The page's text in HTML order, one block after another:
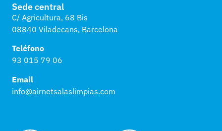
Sede central
C/ Agricultura, 68 Bis
08840 Viladecans, Barcelona
Teléfono
93 015 79 06
Email
info@airnetsalaslimpias.com